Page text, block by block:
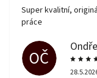
Super kvalitní,
práce
OČ